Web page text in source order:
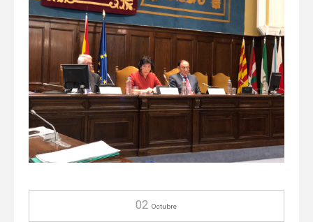
02 Octubre